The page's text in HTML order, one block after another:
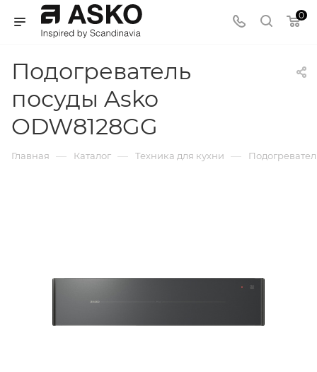
0
Подогреватель
посуды Asko
ODW8128GG
Главная — Каталог — Техника для кухни —